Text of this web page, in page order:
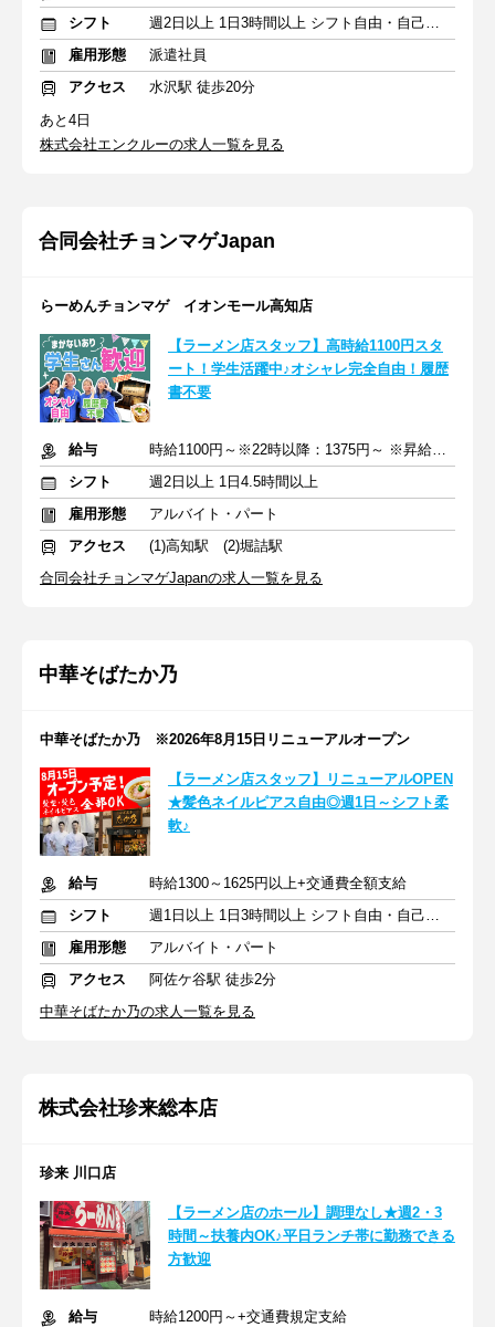
シフト
週2日以上 1日3時間以上 シフト自由・自己申告
雇用形態
派遣社員
アクセス
水沢駅 徒歩20分
あと4日
株式会社エンクルーの求人一覧を見る
合同会社チョンマゲJapan
らーめんチョンマゲ イオンモール高知店
【ラーメン店スタッフ】高時給1100円スタ
ート！学生活躍中♪オシャレ完全自由！履歴
書不要
給与
時給1100円～※22時以降：1375円～ ※昇給あり
シフト
週2日以上 1日4.5時間以上
雇用形態
アルバイト・パート
アクセス
(1)高知駅 (2)堀詰駅
合同会社チョンマゲJapanの求人一覧を見る
中華そばたか乃
中華そばたか乃 ※2026年8月15日リニューアルオープン
【ラーメン店スタッフ】リニューアルOPEN
★髪色ネイルピアス自由◎週1日～シフト柔
軟♪
給与
時給1300～1625円以上+交通費全額支給
シフト
週1日以上 1日3時間以上 シフト自由・自己申告
雇用形態
アルバイト・パート
アクセス
阿佐ケ谷駅 徒歩2分
中華そばたか乃の求人一覧を見る
株式会社珍来総本店
珍来 川口店
【ラーメン店のホール】調理なし★週2・3
時間～扶養内OK♪平日ランチ帯に勤務できる
方歓迎
給与 時給1200円～+交通費規定支給